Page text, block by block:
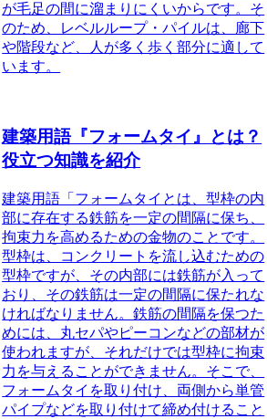
が毛足の間に溜まりにくいからです。そ
のため、レベルループ・パイルは、廊下
や階段など、人が多く歩く部分に適して
います。
建築用語『フォームタイ』とは？
役立つ知識を紹介
建築用語「フォームタイとは、型枠の内
部に存在する鉄筋を一定の間隔に保ち、
拘束力を高めるための金物のことです。
型枠は、コンクリートを流し込むための
型枠ですが、その内部には鉄筋が入って
おり、その鉄筋は一定の間隔に保たれな
ければなりません。鉄筋の間隔を保つた
めには、丸セパやピーコンなどの部材が
使われますが、それだけでは型枠に拘束
力を与えることができません。そこで、
フォームタイを取り付け、両側から単管
パイプなどを取り付けて締め付けること